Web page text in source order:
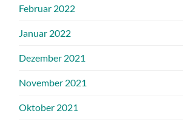
Februar 2022
Januar 2022
Dezember 2021
November 2021
Oktober 2021